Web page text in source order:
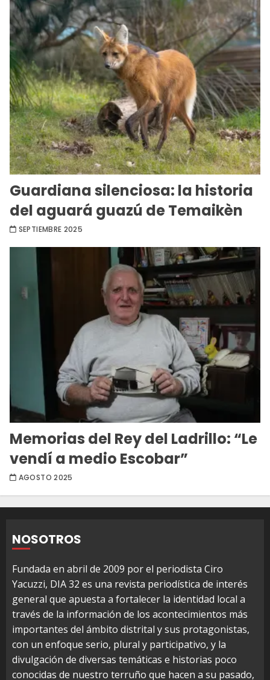
Guardiana silenciosa: la historia
del aguará guazú de Temaikèn
SEPTIEMBRE 2025
Memorias del Rey del Ladrillo: “Le
vendí a medio Escobar”
AGOSTO 2025
NOSOTROS
Fundada en abril de 2009 por el periodista Ciro
Yacuzzi, DIA 32 es una revista periodística de interés
general que apuesta a fortalecer la identidad local a
través de la información de los acontecimientos más
importantes del ámbito distrital y sus protagonistas,
con un enfoque serio, plural y participativo, y la
divulgación de diversas temáticas e historias poco
conocidas de nuestro terruño que hacen a su pasado,